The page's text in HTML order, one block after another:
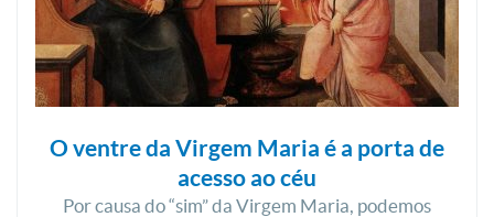
O ventre da Virgem Maria é a porta de
acesso ao céu
Por causa do “sim” da Virgem Maria, podemos